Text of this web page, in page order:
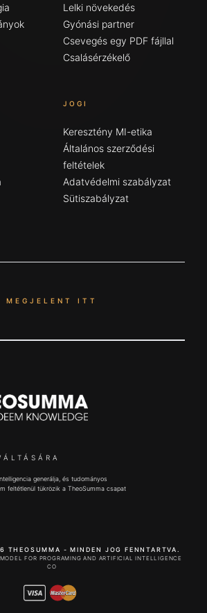
Lelki növekedés
Gyónási partner
Csevegés egy PDF fájllal
Csalásérzékelő
JOGI
Keresztény MI-etika
Általános szerződési
feltételek
Adatvédelmi szabályzat
Sütiszabályzat
MEGJELENT ITT
generálja, és tudományos
feltétlenül tükrözik a TheoSumma csapat
THEOSUMMA - MINDEN JOG FENNTARTVA.
FOR PROGRAMING AND ARTIFICIAL INTELLIGENCE
CO